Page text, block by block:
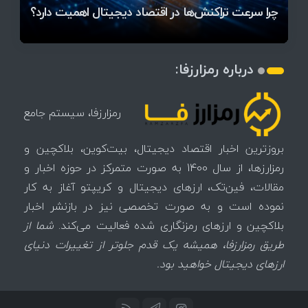
چرا سرعت تراکنش‌ها در اقتصاد دیجیتال اهمیت دارد؟
تهدید بیت‌کوین مشخص شد
اتفاق تاریخی در بازار رمزارزها / بیت‌کوین سبز شد
تغییر می‌کند
کدامند؟
اتفاق مهم در بازار رمزارزها / بیت‌کوین وارد فاز تازه شد
میز / ۶۲۲ بیت‌کوین کجا رفت؟
دلار بیت‌کوین
درباره رمزارزفا:
رمزارزفا، سیستم جامع
بروزترین اخبار اقتصاد دیجیتال، بیت‌کوین، بلاکچین و
رمزارزها، از سال 1400 به صورت متمرکز در حوزه اخبار و
مقالات، فین‌تک، ارزهای‌ دیجیتال و کریپتو آغاز به کار
نموده است و به صورت تخصصی نیز در بازنشر اخبار
بلاکچین و ارزهای رمزنگاری شده فعالیت می‌کند.شما از
طریق رمزارزفا، همیشه یک قدم جلوتر از تغییرات دنیای
ارزهای دیجیتال خواهید بود.